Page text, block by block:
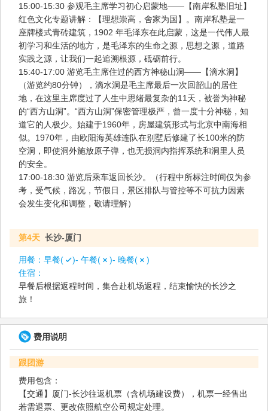
15:00-15:30 参观毛主席学习初心启蒙地——【南岸私塾旧址】
红色文化专题讲解：【理想崇高，舍家为国】。南岸私塾是一
座牌楼式青砖建筑，1902 年毛泽东在此启蒙，这是一代伟人最
初学习和生活的地方，是毛泽东的生命之源，思想之源，道路
实践之源，让我们一起追溯根源，砥砺前行。
15:40-17:00 游览毛主席住过的西方神秘山洞——【滴水洞】
（游览约80分钟），滴水洞是毛主席最后一次回韶山的居住
地，在这里主席度过了人生中思绪最复杂的11天，被誉为神秘
的“西方山洞”。“西方山洞”保密管理极严，曾一度十分神秘，知
道它的人极少。始建于1960年，房屋建筑形式与北京中南海相
似。1970年，由欧阳海英雄连队在别墅后修建了长100米的防
空洞，即使洞外施放原子弹，也无损洞内指挥系统和洞里人员
的安全。
17:00-18:30 游览后乘车返回长沙。（行程中所标注时间仅为参
考，受气候，路况，节假日，景区排队与管控等不可抗力因素
会发生变化和调整，敬请理解）
第4天 长沙-厦门
用餐： 早餐( )- 午餐( )- 晚餐(
)
住宿：
早餐后根据返程时间，集合赴机场返程，结束愉快的长沙之
旅！
费用说明
跟团游
费用包含：
【交通】厦门-长沙往返机票（含机场建设费），机票一经售出
若需退票、更改依照航空公司规定处理。